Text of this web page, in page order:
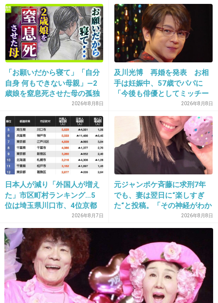
フィギュアってファシオ使ってるの！？本
当？？
+30
22. 匿名 2013/05/05(日) 23:23:11
マスカラコートがオススメ
どんなマスカラでも滲まないし
安くても気にしないなら100均にあるやつで十分だよ(^^)
-7
23. 匿名 2013/05/05(日) 23:23:49
私はどのタイプのライナーでも、ライン引いた後に必ず同
系色のシャドウを重ね塗りして滲まないようにしてます！
不思議と滲まないんですよね～目尻のハネも長持ちします♪
でも確かに、これをするにもリキッドの方が滲みにくいで
す。
マスカラは、もてマスカラ使ってます(*^_^*)
塗ったあとでホットビューラーしたら、下がってこないの
「お願いだから寝て」「自分
自身 何もできない母親」―2
歳娘を窒息死させた母の孤独
「娘は『ママどうして』と」
限界の年子ワンオペ育児 法
廷での懺悔と声なきSOS
2026年8月8日
及川光博 再婚を発表 お相
手は妊娠中、57歳でパパに
「今後も俳優としてミッチー
2026年8月8日
日本人が減り「外国人が増え
た」市区町村ランキング…5
位は埼玉県川口市、4位京都
市、ではトップ3は？2026年8月7日
元ジャンポケ斉藤に求刑7年
でも、妻は翌日に“楽しすぎ
た“と投稿。「その神経がわか
2026年8月8日